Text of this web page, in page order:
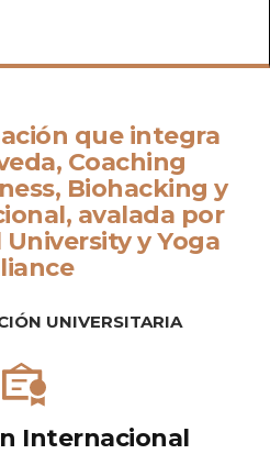
que integra
Coaching
Biohacking y
avalada por
y Yoga
UNIVERSITARIA
Internacional